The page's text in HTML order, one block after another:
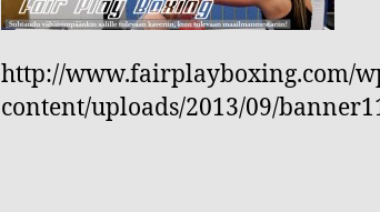
http://www.fairplayboxing.com/
content/uploads/2013/09/